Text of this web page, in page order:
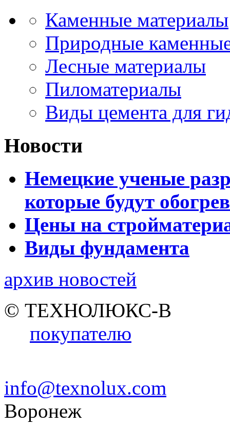
Каменные материалы
Природные
Лесные материалы
Пиломатериалы
Виды цемента для
Новости
Немецкие ученые
которые будут
Цены на
Виды фундамента
архив новостей
© ТЕХНОЛЮКС-В
покупателю
info@texnolux.com
Воронеж